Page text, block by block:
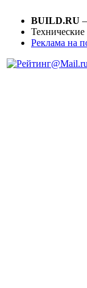
BUILD.RU
Реклама на